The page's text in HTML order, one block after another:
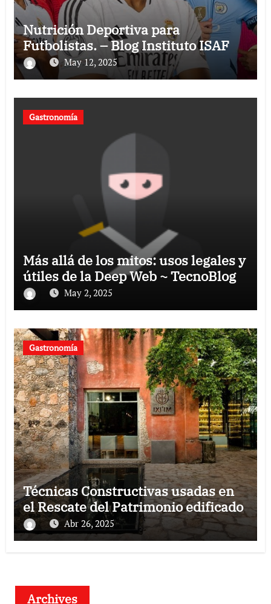
Nutrición Deportiva para
Futbolistas. – Blog Instituto ISAF
May 12, 2025
Gastronomía
Más allá de los mitos: usos legales y
útiles de la Deep Web ~ TecnoBlog
May 2, 2025
Gastronomía
Técnicas Constructivas usadas en
el Rescate del Patrimonio edificado
Abr 26, 2025
Archives